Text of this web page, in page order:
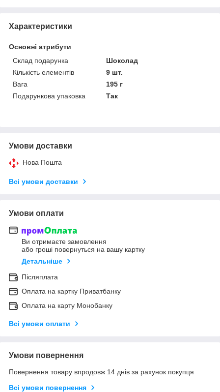
Характеристики
Основні атрибути
Склад подарунка
Шоколад
Кількість елементів
9 шт.
Вага
195 г
Подарункова упаковка
Так
Умови доставки
Нова Пошта
Всі умови доставки
Умови оплати
Ви отримаєте замовлення
або гроші повернуться на вашу картку
Детальніше
Післяплата
Оплата на картку Приватбанку
Оплата на карту Монобанку
Всі умови оплати
Умови повернення
Повернення товару впродовж 14 днів за рахунок покупця
Всі умови повернення